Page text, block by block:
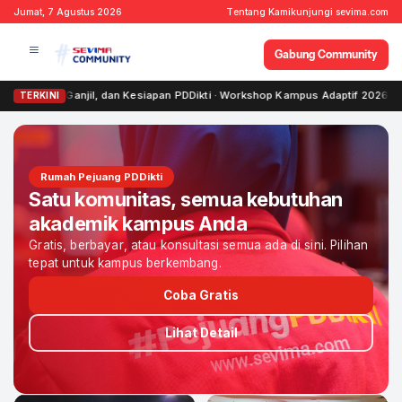
Jumat, 7 Agustus 2026 Tentang Kamikunjungi sevima.com
Gabung Community
TERKINI
Kesiapan PDDikti · Workshop Kampus Adaptif 2026 – Transformasi
Rumah Pejuang PDDikti
Satu komunitas, semua kebutuhan
akademik kampus Anda
Gratis, berbayar, atau konsultasi semua ada di sini. Pilihan
tepat untuk kampus berkembang.
Coba Gratis
Lihat Detail